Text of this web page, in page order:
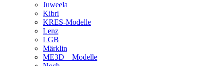
Juweela
Kibri
KRES-Modelle
Lenz
LGB
Märklin
ME3D – Modelle